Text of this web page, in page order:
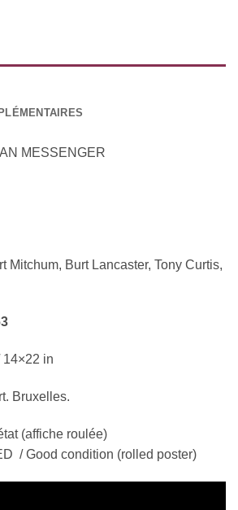
MESSENGER
Mitchum, Burt Lancaster, Tony Curtis,
14×22 in
Bruxelles.
(affiche roulée)
/ Good condition (rolled poster)